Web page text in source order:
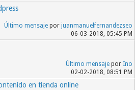
Último mensajepor juanmanuelfernandezseo
06-03-2018, 05:45 PM
Último mensajepor Ino
02-02-2018, 08:51 PM
en tienda online